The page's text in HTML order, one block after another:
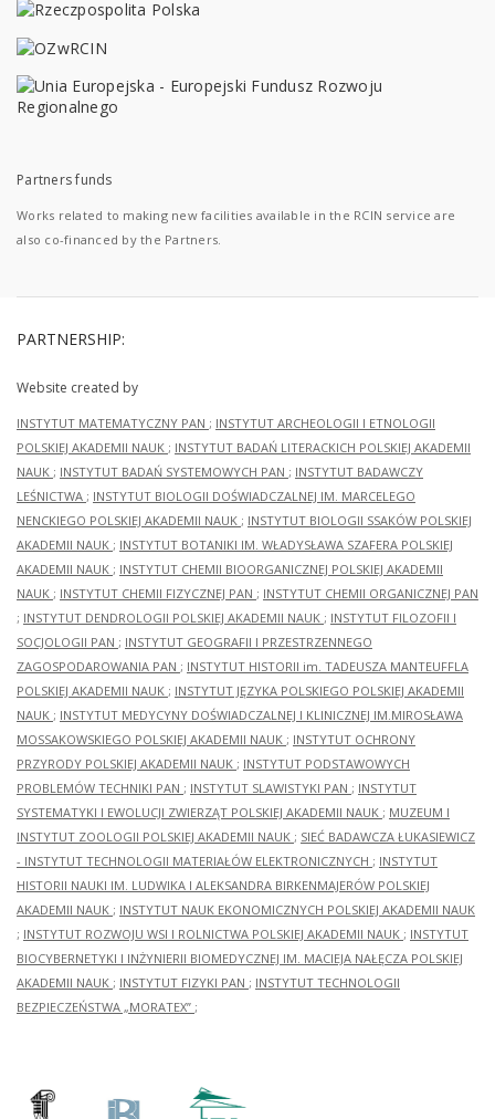
Partners funds
Works related to making new facilities available in the RCIN service are
also co-financed by the Partners.
PARTNERSHIP:
Website created by
INSTYTUT MATEMATYCZNY PAN ; INSTYTUT ARCHEOLOGII I ETNOLOGII
POLSKIEJ AKADEMII NAUK ; INSTYTUT BADAŃ LITERACKICH POLSKIEJ AKADEMII
NAUK ; INSTYTUT BADAŃ SYSTEMOWYCH PAN ; INSTYTUT BADAWCZY
LEŚNICTWA ; INSTYTUT BIOLOGII DOŚWIADCZALNEJ IM. MARCELEGO
NENCKIEGO POLSKIEJ AKADEMII NAUK ; INSTYTUT BIOLOGII SSAKÓW POLSKIEJ
AKADEMII NAUK ; INSTYTUT BOTANIKI IM. WŁADYSŁAWA SZAFERA POLSKIEJ
AKADEMII NAUK ; INSTYTUT CHEMII BIOORGANICZNEJ POLSKIEJ AKADEMII
NAUK ; INSTYTUT CHEMII FIZYCZNEJ PAN ; INSTYTUT CHEMII ORGANICZNEJ PAN
; INSTYTUT DENDROLOGII POLSKIEJ AKADEMII NAUK ; INSTYTUT FILOZOFII I
SOCJOLOGII PAN ; INSTYTUT GEOGRAFII I PRZESTRZENNEGO
ZAGOSPODAROWANIA PAN ; INSTYTUT HISTORII im. TADEUSZA MANTEUFFLA
POLSKIEJ AKADEMII NAUK ; INSTYTUT JĘZYKA POLSKIEGO POLSKIEJ AKADEMII
NAUK ; INSTYTUT MEDYCYNY DOŚWIADCZALNEJ I KLINICZNEJ IM.MIROSŁAWA
MOSSAKOWSKIEGO POLSKIEJ AKADEMII NAUK ; INSTYTUT OCHRONY
PRZYRODY POLSKIEJ AKADEMII NAUK ; INSTYTUT PODSTAWOWYCH
PROBLEMÓW TECHNIKI PAN ; INSTYTUT SLAWISTYKI PAN ; INSTYTUT
SYSTEMATYKI I EWOLUCJI ZWIERZĄT POLSKIEJ AKADEMII NAUK ; MUZEUM I
INSTYTUT ZOOLOGII POLSKIEJ AKADEMII NAUK ; SIEĆ BADAWCZA ŁUKASIEWICZ
- INSTYTUT TECHNOLOGII MATERIAŁÓW ELEKTRONICZNYCH ; INSTYTUT
HISTORII NAUKI IM. LUDWIKA I ALEKSANDRA BIRKENMAJERÓW POLSKIEJ
AKADEMII NAUK ; INSTYTUT NAUK EKONOMICZNYCH POLSKIEJ AKADEMII NAUK
; INSTYTUT ROZWOJU WSI I ROLNICTWA POLSKIEJ AKADEMII NAUK ; INSTYTUT
BIOCYBERNETYKI I INŻYNIERII BIOMEDYCZNEJ IM. MACIEJA NAŁĘCZA POLSKIEJ
AKADEMII NAUK ; INSTYTUT FIZYKI PAN ; INSTYTUT TECHNOLOGII
BEZPIECZEŃSTWA „MORATEX” ;